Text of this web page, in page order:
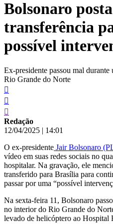
conteúdo
Bolsonaro
transferência
possível
Ex-presidente passou mal
Rio Grande do Norte
Redação
12/04/2025 | 14:01
O ex-presidente Jair Bolsonaro
vídeo em suas redes sociais no
hospitalar. Na gravação, ele
transferido para Brasília para
passar por uma “possível
Na sexta-feira 11, Bolsonaro
no interior do Rio Grande do
levado de helicóptero ao Hospital